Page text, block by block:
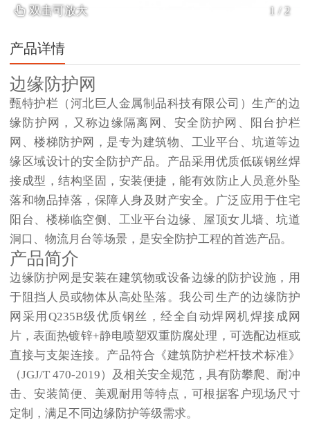
1 / 2
双击可放大
产品详情
边缘防护网
甄特护栏（河北巨人金属制品科技有限公司）生产的边
缘防护网，又称边缘隔离网、安全防护网、阳台护栏
网、楼梯防护网 ，是专为建筑物、工业平台、坑道等边
缘区域设计的安全防护产品。产品采用优质低碳钢丝焊
接成型，结构坚固，安装便捷，能有效防止人员意外坠
落和物品掉落，保障人身及财产安全。广泛应用于住宅
阳台、楼梯临空侧、工业平台边缘、屋顶女儿墙、坑道
洞口、物流月台等场景，是安全防护工程的首选产品。
产品简介
边缘防护网是安装在建筑物或设备边缘的防护设施，用
于阻挡人员或物体从高处坠落。我公司生产的边缘防护
网采用Q235B级优质钢丝，经全自动焊网机焊接成网
片，表面热镀锌+静电喷塑双重防腐处理，可选配边框或
直接与支架连接。产品符合《建筑防护栏杆技术标准》
（JGJ/T 470-2019）及相关安全规范，具有防攀爬、耐冲
击、安装简便、美观耐用等特点，可根据客户现场尺寸
定制，满足不同边缘防护等级需求。